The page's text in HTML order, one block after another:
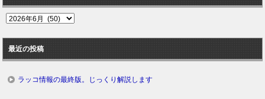
過
ロ
グ
最近の投稿
ラッコ情報の最終版。じっくり解説します